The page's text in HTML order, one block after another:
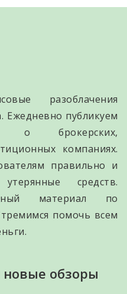
разоблачения
Ежедневно публикуем
о брокерских,
компаниях.
правильно и
средств.
материал по
помочь всем
обзоры